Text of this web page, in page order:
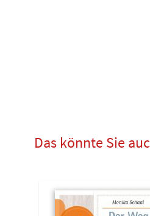
Das könnte Sie